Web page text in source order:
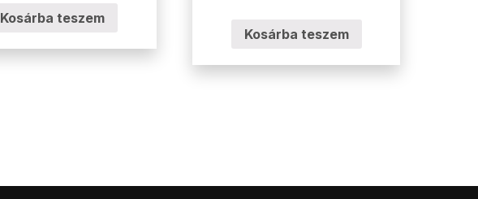
Kosárba teszem
Kosárba teszem